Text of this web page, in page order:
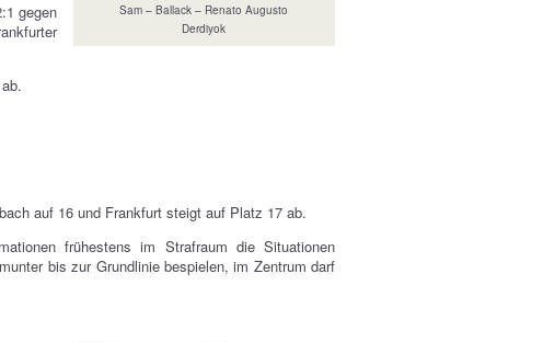
Sam – Ballack – Renato Augusto
Derdiyok
gegen
auf 16 und Frankfurt steigt auf Platz 17 ab.
frühestens im Strafraum die Situationen
bis zur Grundlinie bespielen, im Zentrum darf